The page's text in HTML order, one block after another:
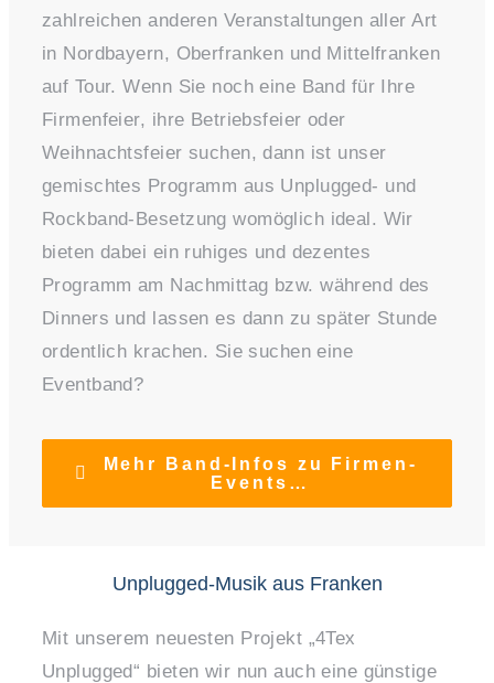
zahlreichen anderen Veranstaltungen aller Art
in Nordbayern, Oberfranken und Mittelfranken
auf Tour. Wenn Sie noch eine Band für Ihre
Firmenfeier, ihre Betriebsfeier oder
Weihnachtsfeier suchen, dann ist unser
gemischtes Programm aus Unplugged- und
Rockband-Besetzung womöglich ideal. Wir
bieten dabei ein ruhiges und dezentes
Programm am Nachmittag bzw. während des
Dinners und lassen es dann zu später Stunde
ordentlich krachen. Sie suchen eine
Eventband?
Mehr Band-Infos zu Firmen-
Events…
Unplugged-Musik aus Franken
Mit unserem neuesten Projekt „4Tex
Unplugged“ bieten wir nun auch eine günstige